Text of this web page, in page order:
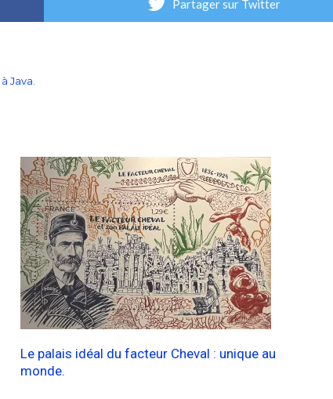
Partager sur Twitter
Java.
Le palais idéal du facteur Cheval : unique au
monde.